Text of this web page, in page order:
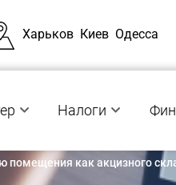
Харьков Киев Одесса
Налоги
помещения как акцизного